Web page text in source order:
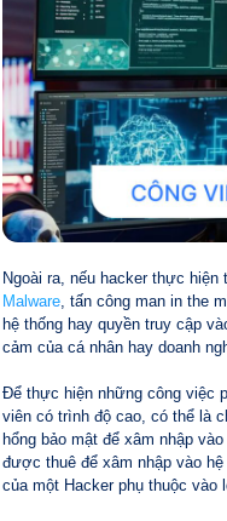
Ngoài ra, nếu hacker thực
Malware, tấn công man in the
hệ thống hay quyền truy cập
cảm của cá nhân hay doanh
Để thực hiện những công việc
viên có trình độ cao, có thể là
hổng bảo mật để xâm nhập
được thuê để xâm nhập vào
của một Hacker phụ thuộc vào